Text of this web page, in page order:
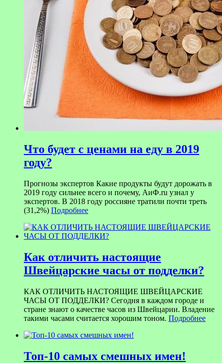
Что будет с ценами на еду в 2019
году?
Прогнозы экспертов Какие продукты будут дорожать в
2019 году сильнее всего и почему, АиФ.ru узнал у
экспертов. В 2018 году россияне тратили почти треть
(31,2%) Подробнее
Как отличить настоящие
Швейцарские часы от подделки?
КАК ОТЛИЧИТЬ НАСТОЯЩИЕ ШВЕЙЦАРСКИЕ
ЧАСЫ ОТ ПОДДЕЛКИ? Сегодня в каждом городе и
стране знают о качестве часов из Швейцарии. Владение
такими часами считается хорошим тоном. Подробнее
Топ-10 самых смешных имен!